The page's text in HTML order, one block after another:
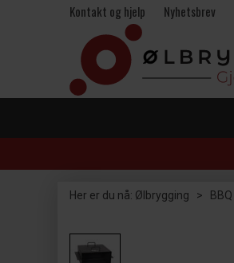
Kontakt og hjelp Nyhetsbrev
Her er du nå: Ølbrygging > BBQ